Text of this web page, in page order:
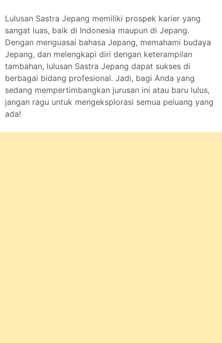
Lulusan Sastra Jepang memiliki prospek karier yang
sangat luas, baik di Indonesia maupun di Jepang.
Dengan menguasai bahasa Jepang, memahami budaya
Jepang, dan melengkapi diri dengan keterampilan
tambahan, lulusan Sastra Jepang dapat sukses di
berbagai bidang profesional. Jadi, bagi Anda yang
sedang mempertimbangkan jurusan ini atau baru lulus,
jangan ragu untuk mengeksplorasi semua peluang yang
ada!